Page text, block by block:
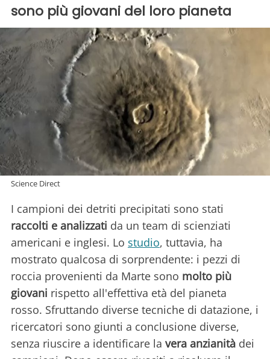
sono più giovani del loro pianeta
Science Direct
I campioni dei detriti precipitati sono stati
raccolti e analizzati da un team di scienziati
americani e inglesi. Lo studio, tuttavia, ha
mostrato qualcosa di sorprendente: i pezzi di
roccia provenienti da Marte sono molto più
giovani rispetto all'effettiva età del pianeta
rosso. Sfruttando diverse tecniche di datazione, i
ricercatori sono giunti a conclusione diverse,
senza riuscire a identificare la vera anzianità dei